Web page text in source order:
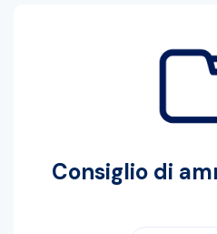
Consiglio di